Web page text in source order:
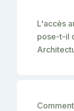
L'accès
pose-t-il